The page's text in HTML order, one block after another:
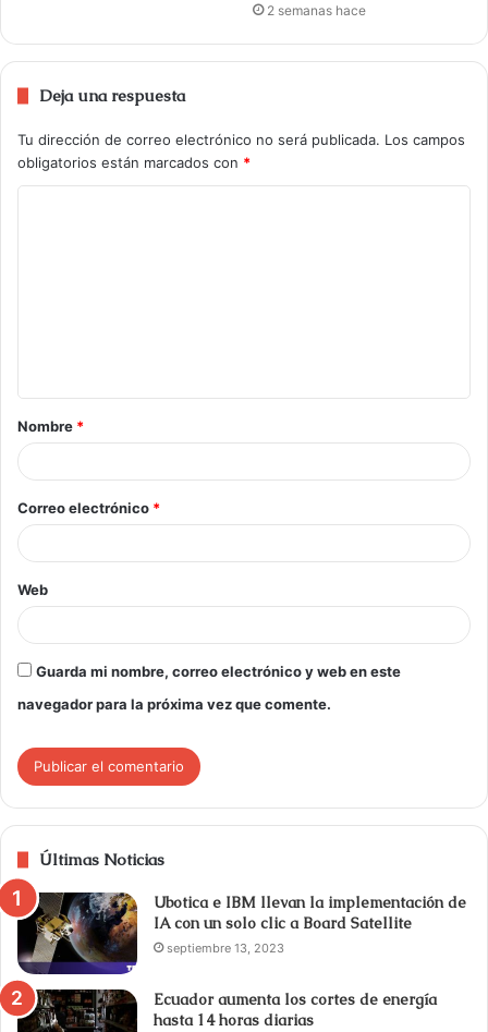
2 semanas hace
Deja una respuesta
Tu dirección de correo electrónico no será publicada. Los campos
obligatorios están marcados con *
Nombre *
Correo electrónico *
Web
Guarda mi nombre, correo electrónico y web en este
navegador para la próxima vez que comente.
Últimas Noticias
Ubotica e IBM llevan la implementación de
IA con un solo clic a Board Satellite
septiembre 13, 2023
Ecuador aumenta los cortes de energía
hasta 14 horas diarias